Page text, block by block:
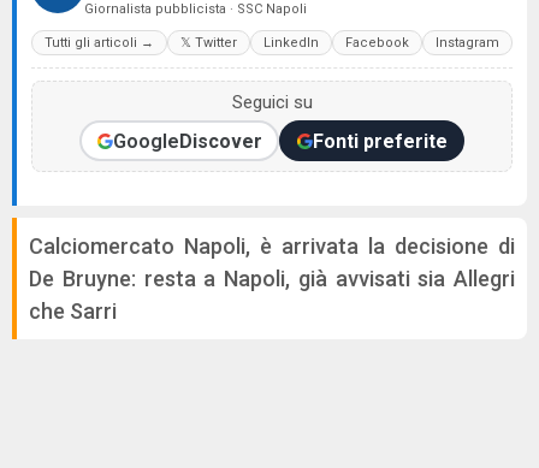
Giornalista pubblicista · SSC Napoli
Tutti gli articoli → 𝕏 Twitter LinkedIn Facebook Instagram
Seguici su
GoogleDiscover Fonti preferite
Calciomercato Napoli, è arrivata la decisione di
De Bruyne: resta a Napoli, già avvisati sia Allegri
che Sarri